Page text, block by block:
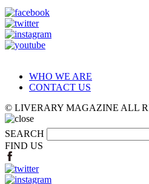
WHO WE ARE
CONTACT US
© LIVERARY MAGAZINE ALL
SEARCH
FIND US